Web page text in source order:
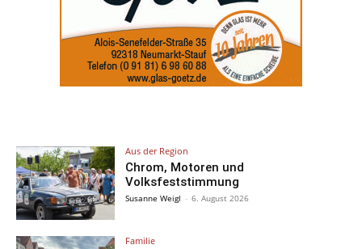
Aus der Region
Chrom, Motoren und
Volksfeststimmung
Susanne Weigl - 6. August 2026
Familie